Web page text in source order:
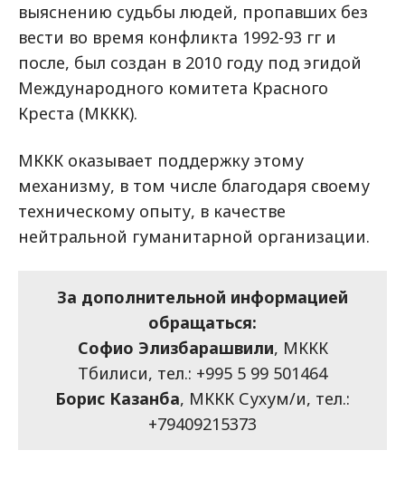
выяснению судьбы людей, пропавших без
вести во время конфликта 1992-93 гг и
после, был создан в 2010 году под эгидой
Международного комитета Красного
Креста (МККК).
МККК оказывает поддержку этому
механизму, в том числе благодаря своему
техническому опыту, в качестве
нейтральной гуманитарной организации.
За дополнительной информацией
обращаться:
Софио Элизбарашвили, МККК
Тбилиси, тел.: +995 5 99 501464
Борис Казанба, МККК Сухум/и, тел.:
+79409215373